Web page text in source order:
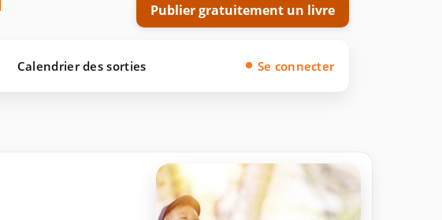
Publier gratuitement un livre
Calendrier des sorties Se connecter